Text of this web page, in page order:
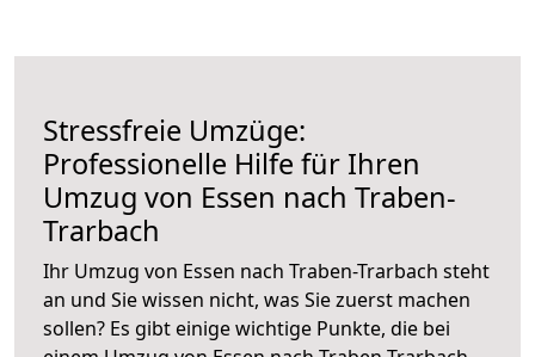
Stressfreie Umzüge:
Professionelle Hilfe für Ihren
Umzug von Essen nach Traben-
Trarbach
Ihr Umzug von Essen nach Traben-Trarbach steht
an und Sie wissen nicht, was Sie zuerst machen
sollen? Es gibt einige wichtige Punkte, die bei